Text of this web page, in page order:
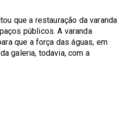
que a restauração da varanda
públicos. A varanda
que a força das águas, em
galeria, todavia, com a